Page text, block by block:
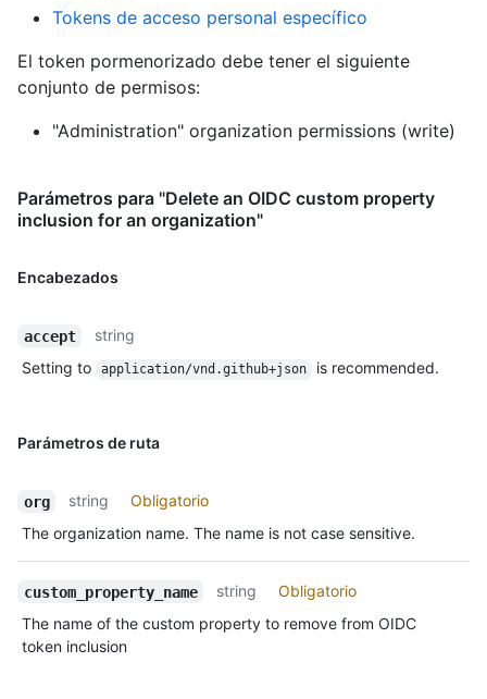
Tokens de acceso personal específico
El token pormenorizado debe tener el siguiente
conjunto de permisos:
"Administration" organization permissions (write)
Parámetros para "Delete an OIDC custom property
inclusion for an organization"
Encabezados
accept
string
Setting to
application/vnd.github+json is recommended.
Parámetros de ruta
org string
Obligatorio
The organization name. The name is not case sensitive.
custom_property_name string
Obligatorio
The name of the custom property to remove from OIDC
token inclusion